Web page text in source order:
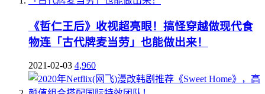
《哲仁王后》收视超亮眼！搞怪穿越做现代食
物连「古代牌麦当劳」也能做出来！
2021-02-03 4,960